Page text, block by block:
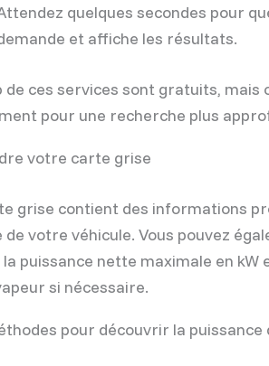
quelques secondes pour
et affiche les résultats.
de ces services sont gratuits,
pour une recherche plus
votre carte grise
grise contient des informations
de votre véhicule. Vous pouvez
puissance nette maximale en
si nécessaire.
pour découvrir la